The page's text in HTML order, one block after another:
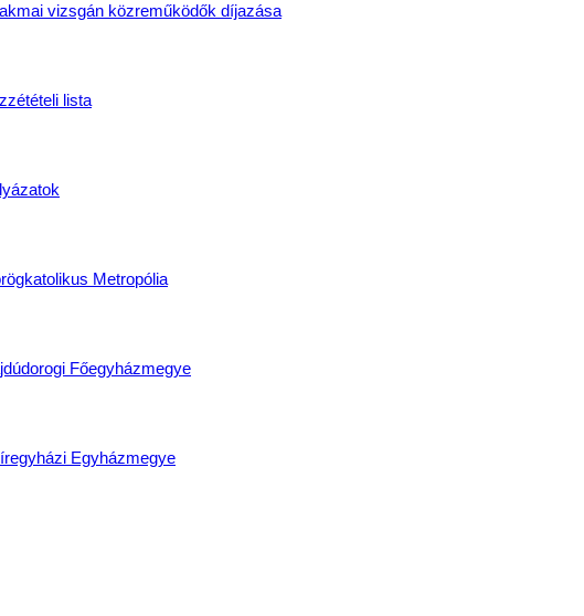
vizsgán közreműködők díjazása
lista
Metropólia
Főegyházmegye
Egyházmegye